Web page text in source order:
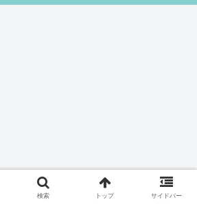
検索 トップ サイドバー